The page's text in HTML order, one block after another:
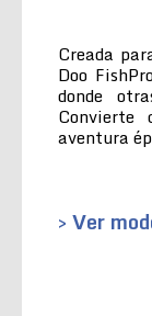
Creada
Doo
donde
Convierte
aventura
> Ver